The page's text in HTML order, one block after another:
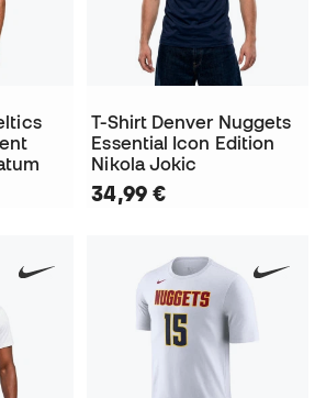
T-Shirt Denver Nuggets
Essential Icon Edition
Nikola Jokic
34,99 €